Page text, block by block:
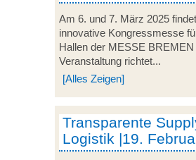
Am 6. und 7. März 2025
innovative Kongressmesse
Hallen der MESSE
Veranstaltung richtet...
[Alles Zeigen]
Transparente
Logistik |19.